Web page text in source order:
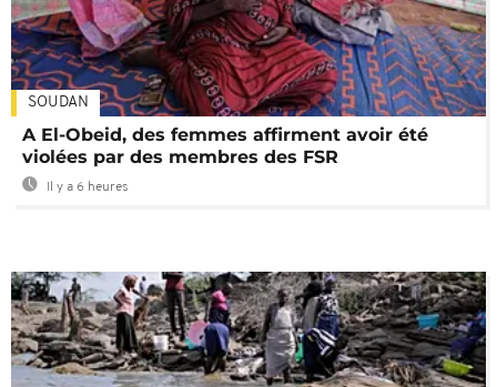
SOUDAN
A El-Obeid, des femmes affirment avoir été
violées par des membres des FSR
Il y a 6 heures